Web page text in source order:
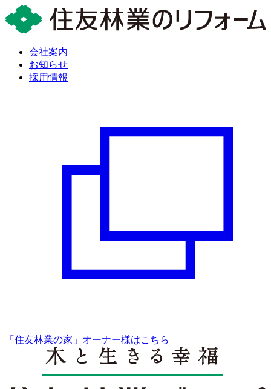
会社案内
お知らせ
採用情報
「住友林業の家」オーナー様はこちら